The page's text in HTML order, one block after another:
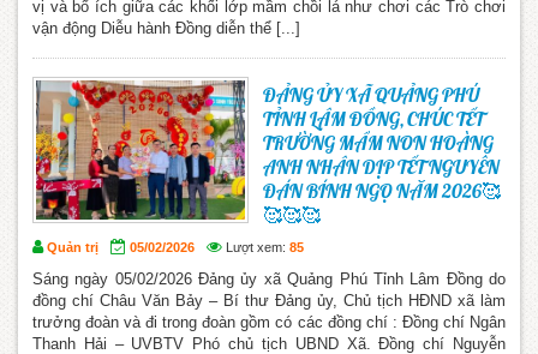
vị và bổ ích giữa các khối lớp mầm chồi lá như chơi các Trò chơi
vận động Diễu hành Đồng diễn thể [...]
ĐẢNG ỦY XÃ QUẢNG PHÚ
TỈNH LÂM ĐỒNG, CHÚC TẾT
TRƯỜNG MẦM NON HOÀNG
ANH NHÂN DỊP TẾT NGUYÊN
ĐÁN BÍNH NGỌ NĂM 2026🥰
🥰🥰🥰
Quản trị 05/02/2026 Lượt xem: 85
Sáng ngày 05/02/2026 Đảng ủy xã Quảng Phú Tỉnh Lâm Đồng do
đồng chí Châu Văn Bảy – Bí thư Đảng ủy, Chủ tịch HĐND xã làm
trưởng đoàn và đi trong đoàn gồm có các đồng chí : Đồng chí Ngân
Thanh Hải – UVBTV Phó chủ tịch UBND Xã. Đồng chí Nguyễn